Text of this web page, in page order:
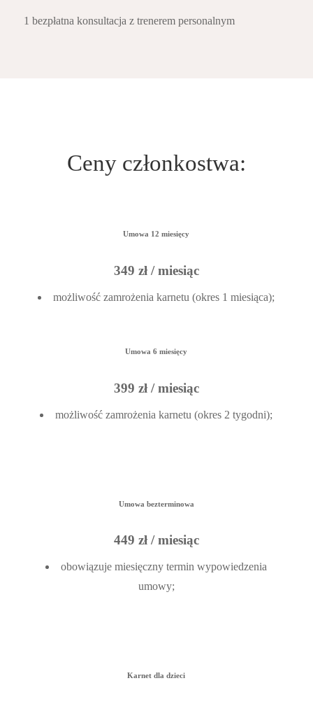
1 bezpłatna konsultacja z trenerem personalnym
Ceny członkostwa:
Umowa 12 miesięcy
349 zł / miesiąc
możliwość zamrożenia karnetu (okres 1 miesiąca);
Umowa 6 miesięcy
399 zł / miesiąc
możliwość zamrożenia karnetu (okres 2 tygodni);
Umowa bezterminowa
449 zł / miesiąc
obowiązuje miesięczny termin wypowiedzenia
umowy;
Karnet dla dzieci